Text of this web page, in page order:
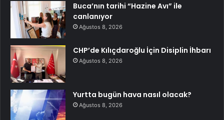
Buca’nın tarihi “Hazine Avı” ile
canlanıyor
Ağustos 8, 2026
CHP’de Kılıçdaroğlu İçin Disiplin İhbarı
Ağustos 8, 2026
Yurtta bugün hava nasıl olacak?
Ağustos 8, 2026